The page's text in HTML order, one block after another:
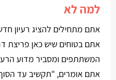
למה לא
אתם מתחילים להציג רעיון
אתם בטוחים שיש כאן פריצת
המשתתפים ומסביר מדוע
אתם אומרים, "תקשיב עד